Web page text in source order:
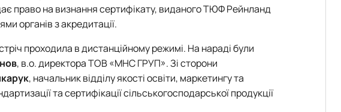
Protection, Biotechnology and Ecology
College
College
College named after Ye. Khraplivyi
право на визнання сертифікату, виданого ТЮФ Рейнланд
органів з акредитації.
проходила в дистанційному режимі. На нараді були
, в.о. директора ТОВ «МНС ГРУП». Зі сторони
, начальник відділу якості освіти, маркетингу та
та сертифікації сільськогосподарської продукції